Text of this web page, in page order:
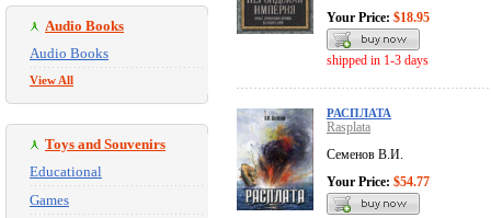
Audio Books
Audio Books
View All
Toys and Souvenirs
Educational
Games
Your Price: $18.95
shipped in 1-3 days
РАСПЛАТА
Rasplata
Семенов В.И.
Your Price: $54.77